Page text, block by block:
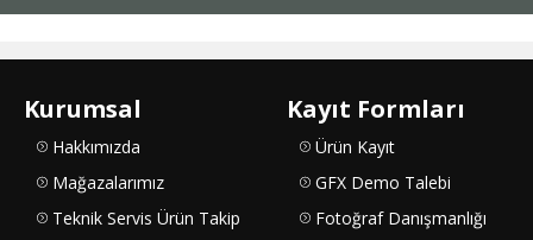
Kurumsal
Hakkımızda
Mağazalarımız
Teknik Servis Ürün Takip
Kayıt Formları
Ürün Kayıt
GFX Demo Talebi
Fotoğraf Danışmanlığı